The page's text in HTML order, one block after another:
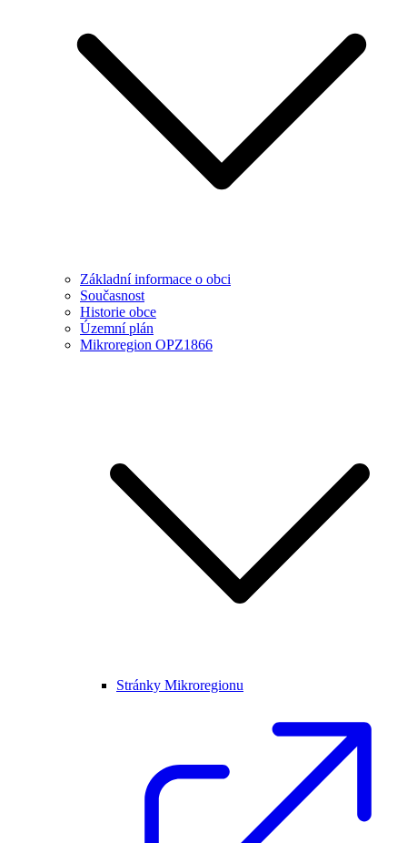
Základní informace o obci
Současnost
Historie obce
Územní plán
Mikroregion OPZ1866
Stránky Mikroregionu